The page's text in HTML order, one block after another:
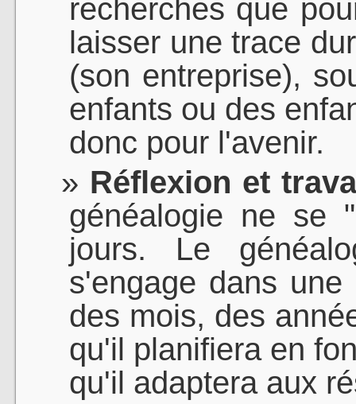
recherches que
laisser une trace
(son entreprise),
enfants ou des
donc pour l'avenir.
Réflexion et
généalogie ne se
jours. Le
s'engage dans
des mois, des
qu'il planifiera en
qu'il adaptera aux